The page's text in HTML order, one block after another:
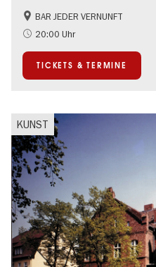
International
Kultursommer
BAR JEDER VERNUNFT
20:00 Uhr
TICKETS & TERMINE
KUNST